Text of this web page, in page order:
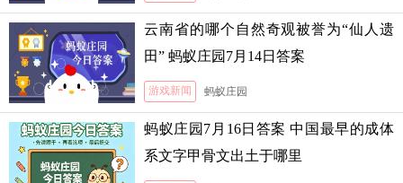
云南省的哪个自然奇观被誉为“仙人遗
田” 蚂蚁庄园7月14日答案
游戏新闻 蚂蚁庄园
蚂蚁庄园7月16日答案 中国最早的成体
系文字甲骨文出土于哪里